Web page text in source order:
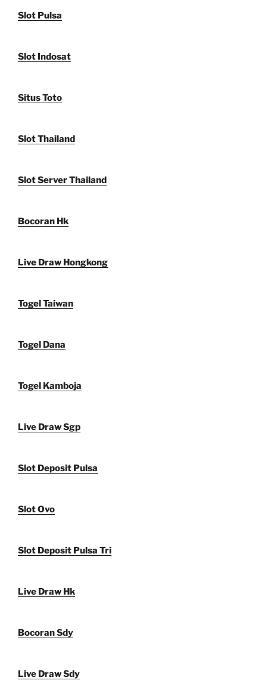
Slot Pulsa
Slot Indosat
Situs Toto
Slot Thailand
Slot Server Thailand
Bocoran Hk
Live Draw Hongkong
Togel Taiwan
Togel Dana
Togel Kamboja
Live Draw Sgp
Slot Deposit Pulsa
Slot Ovo
Slot Deposit Pulsa Tri
Live Draw Hk
Bocoran Sdy
Live Draw Sdy